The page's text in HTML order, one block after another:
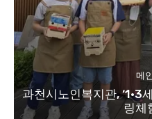
메
과천시노인복지관, ‘1·3
링체